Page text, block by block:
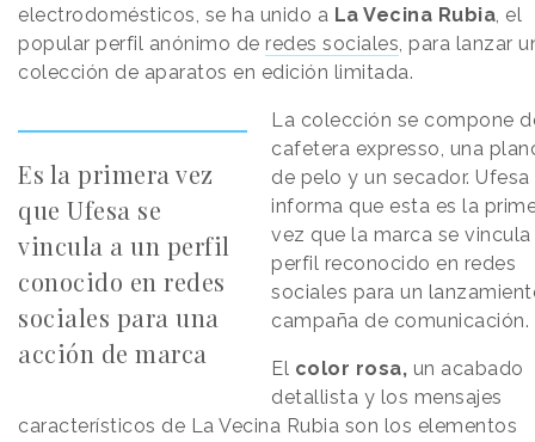
electrodomésticos, se ha unido a La Vecina Rubia, el
popular perfil anónimo de redes sociales, para lanzar
colección de aparatos en edición limitada.
Es la primera vez
que Ufesa se
vincula a un perfil
conocido en redes
sociales para una
acción de marca
La colección se compone
cafetera expresso, una
de pelo y un secador. Ufesa
informa que esta es la
vez que la marca se vincula
perfil reconocido en redes
sociales para un
campaña de comunicación.
El color rosa, un acabado
detallista y los mensajes
característicos de La Vecina Rubia son los elementos